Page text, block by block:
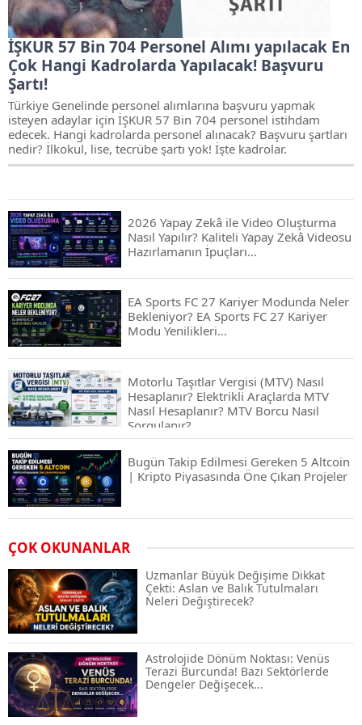
İŞKUR 57 Bin 704 Personel Alımı yapılacak En
Çok Hangi Kadrolarda Yapılacak! Başvuru
Şartı!
Türkiye Genelinde personel alımlarına başvuru yapmak
isteyen adaylar için İŞKUR 57 Bin 704 personel istihdam
edecek. Hangi kadrolarda personel alınacak? Başvuru şartları
nedir? İlkokul, lise, tecrübe şartı yok! İşte kadrolar.
2026 Yapay Zekâ ile Video Oluşturma
Nasıl Yapılır? Kaliteli Yapay Zekâ Videosu
Hazırlamanın İpuçları...
EA Sports FC 27 Kariyer Modunda Neler
Bekleniyor? EA Sports FC 27 Kariyer
Modu Yenilikleri…
Motorlu Taşıtlar Vergisi (MTV) Nasıl
Hesaplanır? Elektrikli Araçlarda MTV
Nasıl Hesaplanır? MTV Borcu Nasıl
Sorgulanır?
Bugün Takip Edilmesi Gereken 5 Altcoin
| Kripto Piyasasında Öne Çıkan Projeler
Airdrop Nasıl Alınır? Kripto Para Airdrop
Rehberi ve Güvenli Katılım Yöntemleri
Spot ve Vadeli İşlem Arasındaki Farklar |
Hangi Piyasa Sizin İçin Daha Uygun?
ABD-İran Anlaşması Sonrası Altın
Rekora Koştu, Petrol Fiyatları Sert Düştü
ÇOK OKUNANLAR
Uzmanlar Büyük Değişime Dikkat
Çekti: Aslan ve Balık Tutulmaları
Neleri Değiştirecek?
Astrolojide Dönüm Noktası: Venüs
Terazi Burcunda! Bazı Sektörlerde
Dengeler Değişecek...